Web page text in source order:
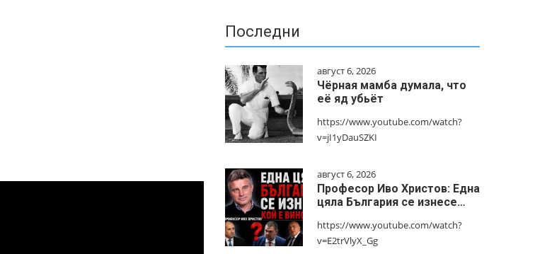
Последни
август 6, 2026
Чёрная мамба думала, что
её яд убьёт
https://www.youtube.com/watch?
v=jI1yDauSZKI
август 6, 2026
Професор Иво Христов: Една
цяла България се изнесе…
https://www.youtube.com/watch?
v=E2trVlyX_Gg